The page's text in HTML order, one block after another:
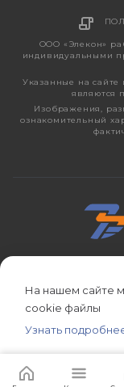
ООО «Элекон»
индивидуальными
Указанные на
являются
Изображения,
ознакомительный
На нашем сайте
cookie файлы
Узнать